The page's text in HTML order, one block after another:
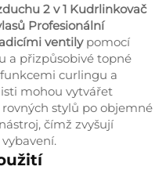
2 v 1 Kudrlinkovač
Profesionální
ventily pomocí
a přizpůsobivé topné
curlingu a
mohou vytvářet
stylů po objemné
čímž zvyšují